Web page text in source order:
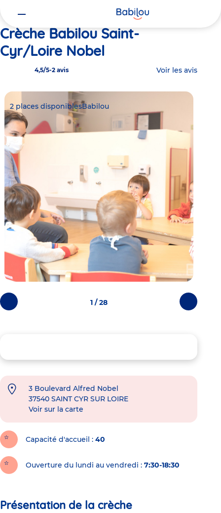
Crèche Babilou Saint-
Cyr/Loire Nobel
4,5/5-2 avis Voir les avis
Photos
précédentes
Photos
suivantes
2 places disponiblesBabilou
1 / 28
3 Boulevard Alfred Nobel
37540 SAINT CYR SUR LOIRE
Voir sur la carte
Capacité d'accueil 40
Ouverture du lundi au vendredi : 7:30-18:30
Présentation de la crèche